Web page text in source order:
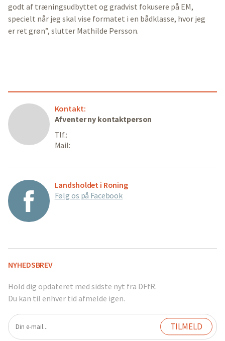
godt af træningsudbyttet og gradvist fokusere på EM,
specielt når jeg skal vise formatet i en bådklasse, hvor jeg
er ret grøn”, slutter Mathilde Persson.
Kontakt:
Afventer ny kontaktperson
Tlf.:
Mail:
Landsholdet i Roning
Følg os på Facebook
NYHEDSBREV
Hold dig opdateret med sidste nyt fra DFfR.
Du kan til enhver tid afmelde igen.